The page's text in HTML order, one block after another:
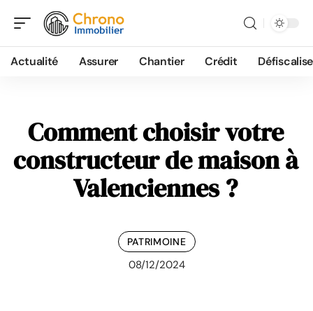
Actualité Assurer Chantier Crédit
Comment choisir votre
constructeur de maison à
Valenciennes ?
PATRIMOINE
08/12/2024